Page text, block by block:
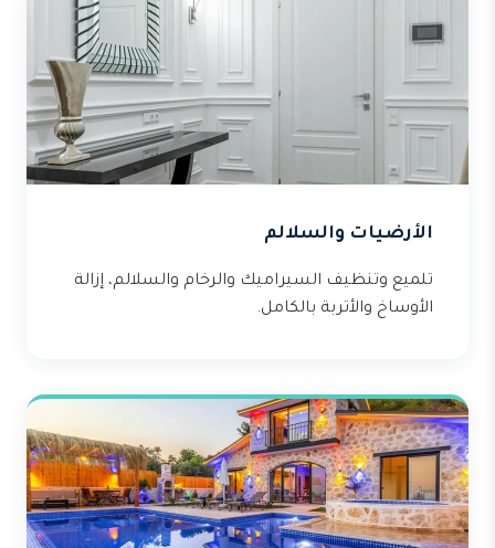
الأرضيات والسلالم
تلميع وتنظيف السيراميك والرخام والسلالم، إزالة
الأوساخ والأتربة بالكامل.